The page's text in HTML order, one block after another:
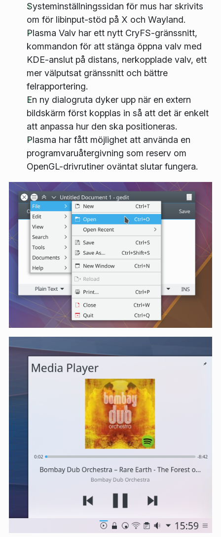
Systeminställningssidan för mus har skrivits
om för libinput-stöd på X och Wayland.
Plasma Valv har ett nytt CryFS-gränssnitt,
kommandon för att stänga öppna valv med
KDE-anslut på distans, nerkopplade valv, ett
mer välputsat gränssnitt och bättre
felrapportering.
En ny dialogruta dyker upp när en extern
bildskärm först kopplas in så att det är enkelt
att anpassa hur den ska positioneras.
Plasma har fått möjlighet att använda en
programvaruåtergivning som reserv om
OpenGL-drivrutiner oväntat slutar fungera.